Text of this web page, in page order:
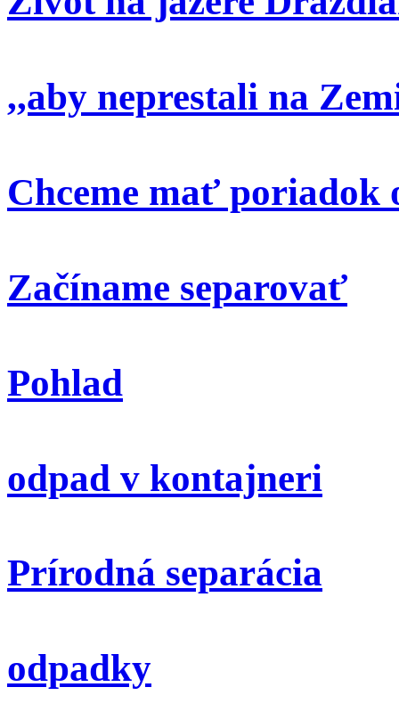
,,aby neprestali na
Chceme mať poriadok
Začíname separovať
Pohlad
odpad v kontajneri
Prírodná separácia
odpadky